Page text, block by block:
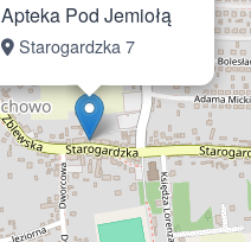
Apteka Pod Jemiołą
Starogardzka 7